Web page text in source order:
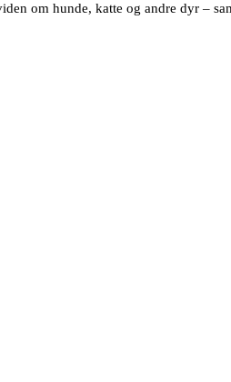
om hunde, katte og andre dyr –